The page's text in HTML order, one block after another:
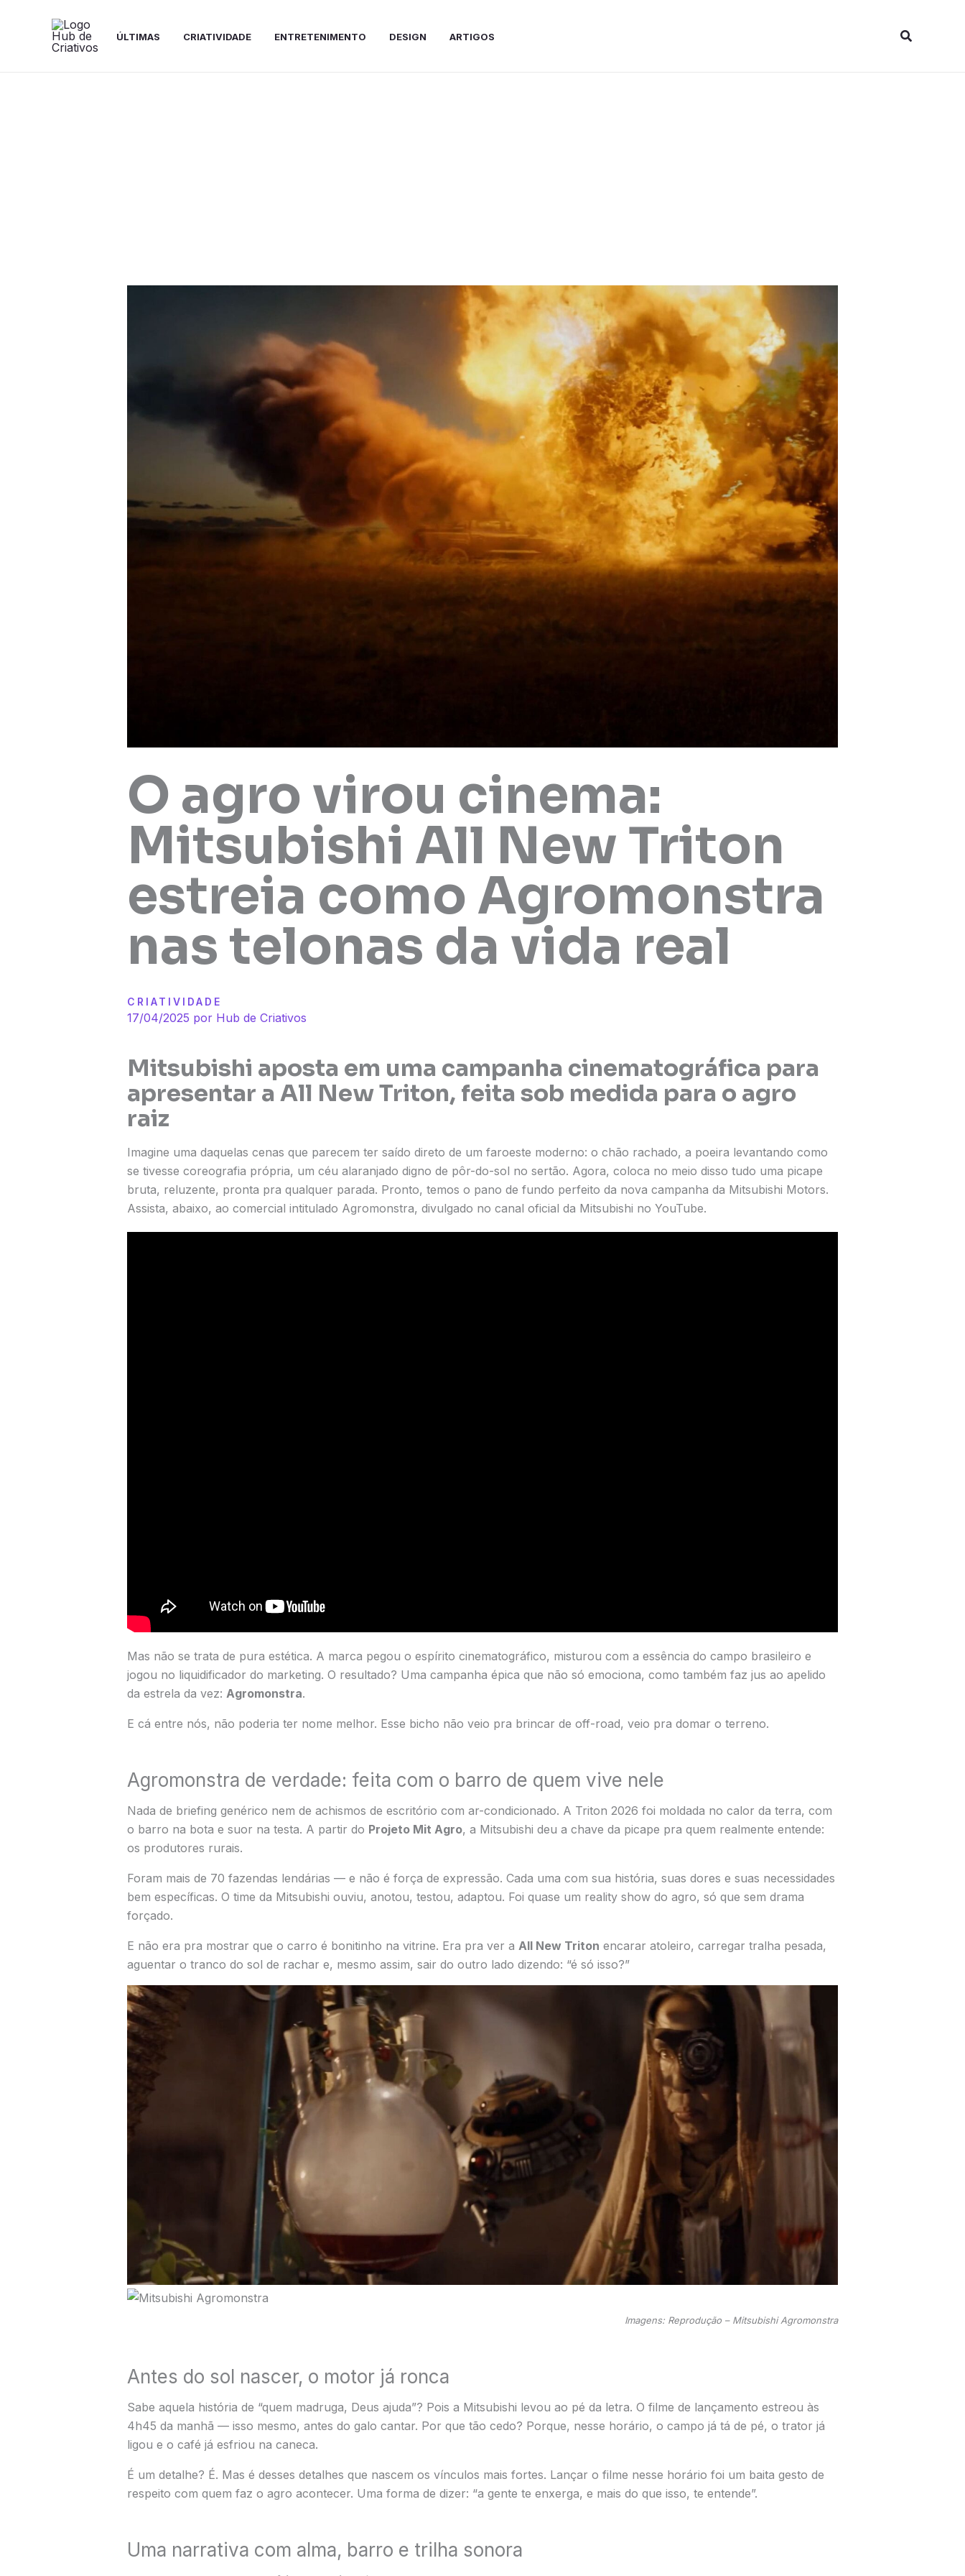
ÚLTIMAS CRIATIVIDADE ENTRETENIMENTO DESIGN ARTIGOS Pesquisar
O agro virou cinema:
Mitsubishi All New Triton
estreia como Agromonstra
nas telonas da vida real
CRIATIVIDADE
17/04/2025 por Hub de Criativos
Mitsubishi aposta em uma campanha cinematográfica para
apresentar a All New Triton, feita sob medida para o agro
raiz
Imagine uma daquelas cenas que parecem ter saído direto de um faroeste moderno: o chão rachado, a poeira levantando como
se tivesse coreografia própria, um céu alaranjado digno de pôr-do-sol no sertão. Agora, coloca no meio disso tudo uma picape
bruta, reluzente, pronta pra qualquer parada. Pronto, temos o pano de fundo perfeito da nova campanha da Mitsubishi Motors.
Assista, abaixo, ao comercial intitulado Agromonstra, divulgado no canal oficial da Mitsubishi no YouTube.
Mas não se trata de pura estética. A marca pegou o espírito cinematográfico, misturou com a essência do campo brasileiro e
jogou no liquidificador do marketing. O resultado? Uma campanha épica que não só emociona, como também faz jus ao apelido
da estrela da vez: Agromonstra.
E cá entre nós, não poderia ter nome melhor. Esse bicho não veio pra brincar de off-road, veio pra domar o terreno.
Agromonstra de verdade: feita com o barro de quem vive nele
Nada de briefing genérico nem de achismos de escritório com ar-condicionado. A Triton 2026 foi moldada no calor da terra, com
o barro na bota e suor na testa. A partir do Projeto Mit Agro, a Mitsubishi deu a chave da picape pra quem realmente entende:
os produtores rurais.
Foram mais de 70 fazendas lendárias — e não é força de expressão. Cada uma com sua história, suas dores e suas necessidades
bem específicas. O time da Mitsubishi ouviu, anotou, testou, adaptou. Foi quase um reality show do agro, só que sem drama
forçado.
E não era pra mostrar que o carro é bonitinho na vitrine. Era pra ver a All New Triton encarar atoleiro, carregar tralha pesada,
aguentar o tranco do sol de rachar e, mesmo assim, sair do outro lado dizendo: “é só isso?”
Imagens: Reprodução – Mitsubishi Agromonstra
Antes do sol nascer, o motor já ronca
Sabe aquela história de “quem madruga, Deus ajuda”? Pois a Mitsubishi levou ao pé da letra. O filme de lançamento estreou às
4h45 da manhã — isso mesmo, antes do galo cantar. Por que tão cedo? Porque, nesse horário, o campo já tá de pé, o trator já
ligou e o café já esfriou na caneca.
É um detalhe? É. Mas é desses detalhes que nascem os vínculos mais fortes. Lançar o filme nesse horário foi um baita gesto de
respeito com quem faz o agro acontecer. Uma forma de dizer: “a gente te enxerga, e mais do que isso, te entende”.
Uma narrativa com alma, barro e trilha sonora